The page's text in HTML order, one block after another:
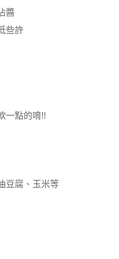
醬
些許
一點的唷!!
豆腐、玉米等